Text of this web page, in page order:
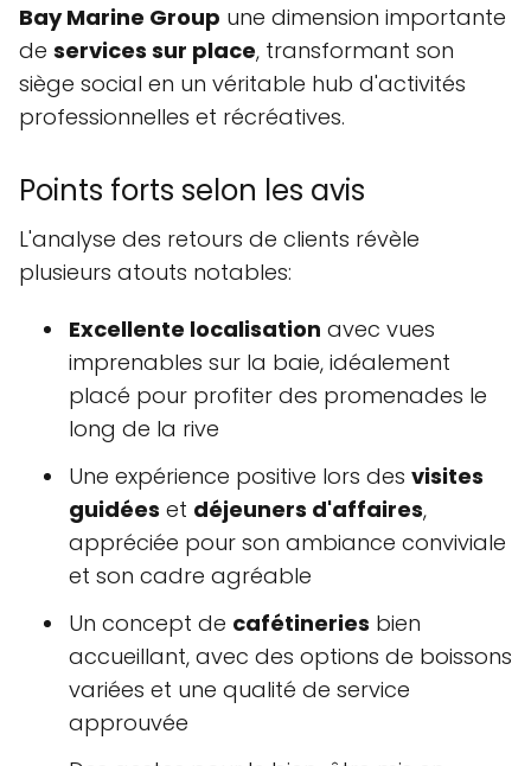
Bay Marine Group une dimension importante
de services sur place, transformant son
siège social en un véritable hub d'activités
professionnelles et récréatives.
Points forts selon les avis
L'analyse des retours de clients révèle
plusieurs atouts notables:
Excellente localisation avec vues
imprenables sur la baie, idéalement
placé pour profiter des promenades le
long de la rive
Une expérience positive lors des visites
guidées et déjeuners d'affaires,
appréciée pour son ambiance conviviale
et son cadre agréable
Un concept de cafétineries bien
accueillant, avec des options de boissons
variées et une qualité de service
approuvée